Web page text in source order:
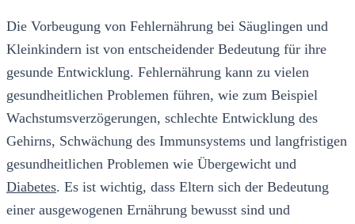
Die Vorbeugung von Fehlernährung bei Säuglingen und
Kleinkindern ist von entscheidender Bedeutung für ihre
gesunde Entwicklung. Fehlernährung kann zu vielen
gesundheitlichen Problemen führen, wie zum Beispiel
Wachstumsverzögerungen, schlechte Entwicklung des
Gehirns, Schwächung des Immunsystems und langfristigen
gesundheitlichen Problemen wie Übergewicht und
Diabetes. Es ist wichtig, dass Eltern sich der Bedeutung
einer ausgewogenen Ernährung bewusst sind und